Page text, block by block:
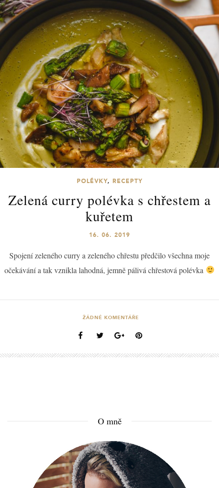
POLÉVKY, RECEPTY
Zelená curry polévka s chřestem a
kuřetem
16. 06. 2019
Spojení zeleného curry a zeleného chřestu předčilo všechna moje
očekávání a tak vznikla lahodná, jemně pálivá chřestová polévka
ŽÁDNÉ KOMENTÁŘE
O mně